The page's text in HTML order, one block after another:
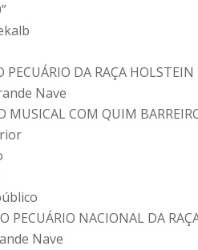
PECUÁRIO DA RAÇA HOLSTEIN
Nave
MUSICAL COM QUIM
PECUÁRIO NACIONAL DA
Nave